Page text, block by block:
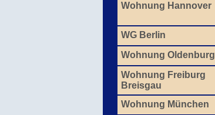
Wohnung Hannover
WG Berlin
Wohnung Oldenburg
Wohnung Freiburg
Breisgau
Wohnung München